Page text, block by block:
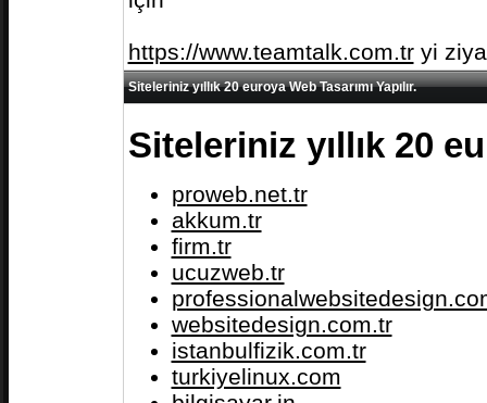
https://www.teamtalk.com.tryi
Siteleriniz yıllık 20 euroya Web Tasarımı Yapılır.
Siteleriniz yıllık 20
proweb.net.tr
akkum.tr
firm.tr
ucuzweb.tr
websitedesign.com.tr
istanbulfizik.com.tr
turkiyelinux.com